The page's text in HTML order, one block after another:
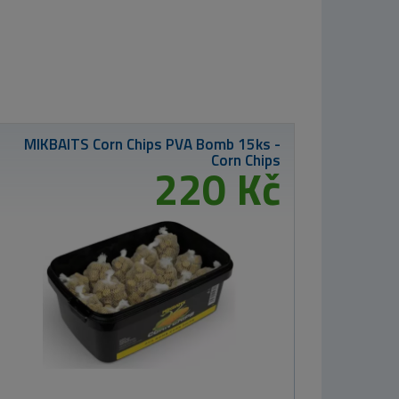
MIKBAITS Corn
Chips booster
250ml - Tygří
220 Kč